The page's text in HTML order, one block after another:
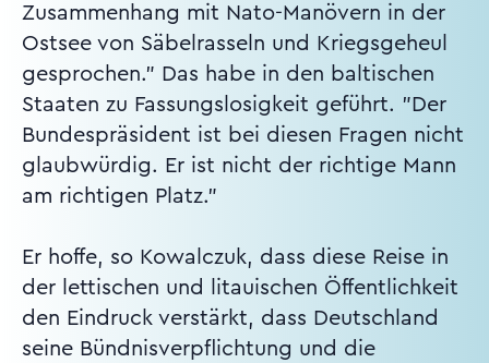
Zusammenhang mit Nato-Manövern in der
Ostsee von Säbelrasseln und Kriegsgeheul
gesprochen." Das habe in den baltischen
Staaten zu Fassungslosigkeit geführt. "Der
Bundespräsident ist bei diesen Fragen nicht
glaubwürdig. Er ist nicht der richtige Mann
am richtigen Platz."
Er hoffe, so Kowalczuk, dass diese Reise in
der lettischen und litauischen Öffentlichkeit
den Eindruck verstärkt, dass Deutschland
seine Bündnisverpflichtung und die